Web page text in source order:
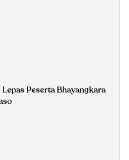
Peserta Bhayangkara